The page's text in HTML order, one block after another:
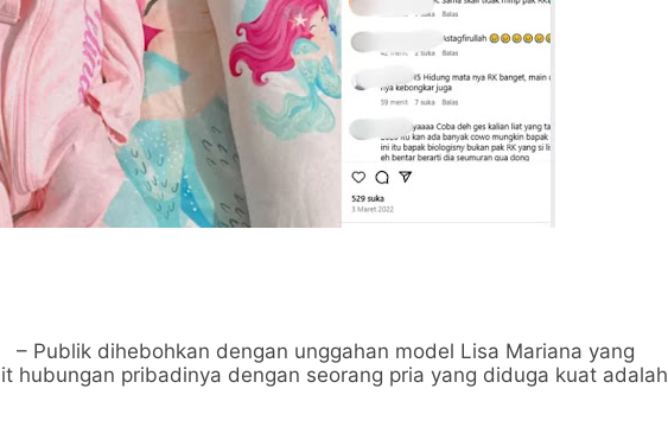
– Publik dihebohkan dengan unggahan model Lisa Mariana yang
hubungan pribadinya dengan seorang pria yang diduga kuat adalah